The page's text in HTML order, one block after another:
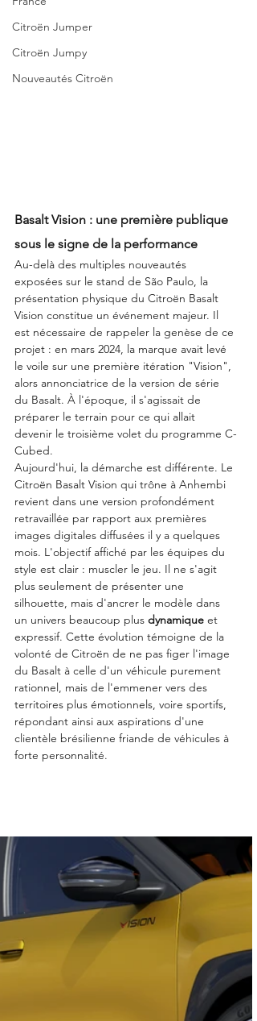
Citroën Jumper
Citroën Jumpy
Nouveautés Citroën
Basalt Vision : une première publique
sous le signe de la performance
Au-delà des multiples nouveautés
exposées sur le stand de São Paulo, la
présentation physique du Citroën Basalt
Vision constitue un événement majeur. Il
est nécessaire de rappeler la genèse de ce
projet : en mars 2024, la marque avait levé
le voile sur une première itération "Vision",
alors annonciatrice de la version de série
du Basalt. À l'époque, il s'agissait de
préparer le terrain pour ce qui allait
devenir le troisième volet du programme C-
Cubed.
Aujourd'hui, la démarche est différente. Le
Citroën Basalt Vision qui trône à Anhembi
revient dans une version profondément
retravaillée par rapport aux premières
images digitales diffusées il y a quelques
mois. L'objectif affiché par les équipes du
style est clair : muscler le jeu. Il ne s'agit
plus seulement de présenter une
silhouette, mais d'ancrer le modèle dans
un univers beaucoup plus dynamique et
expressif. Cette évolution témoigne de la
volonté de Citroën de ne pas figer l'image
du Basalt à celle d'un véhicule purement
rationnel, mais de l'emmener vers des
territoires plus émotionnels, voire sportifs,
répondant ainsi aux aspirations d'une
clientèle brésilienne friande de véhicules à
forte personnalité.